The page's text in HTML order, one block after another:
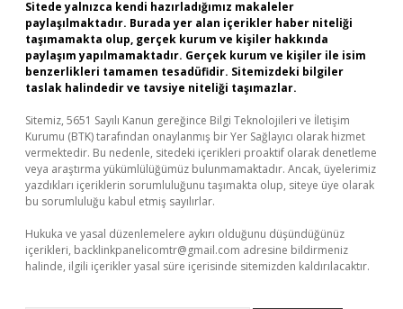
Sitede yalnızca kendi hazırladığımız makaleler
paylaşılmaktadır. Burada yer alan içerikler haber niteliği
taşımamakta olup, gerçek kurum ve kişiler hakkında
paylaşım yapılmamaktadır. Gerçek kurum ve kişiler ile isim
benzerlikleri tamamen tesadüfidir. Sitemizdeki bilgiler
taslak halindedir ve tavsiye niteliği taşımazlar.
Sitemiz, 5651 Sayılı Kanun gereğince Bilgi Teknolojileri ve İletişim
Kurumu (BTK) tarafından onaylanmış bir Yer Sağlayıcı olarak hizmet
vermektedir. Bu nedenle, sitedeki içerikleri proaktif olarak denetleme
veya araştırma yükümlülüğümüz bulunmamaktadır. Ancak, üyelerimiz
yazdıkları içeriklerin sorumluluğunu taşımakta olup, siteye üye olarak
bu sorumluluğu kabul etmiş sayılırlar.
Hukuka ve yasal düzenlemelere aykırı olduğunu düşündüğünüz
içerikleri, backlinkpanelicomtr@gmail.com adresine bildirmeniz
halinde, ilgili içerikler yasal süre içerisinde sitemizden kaldırılacaktır.